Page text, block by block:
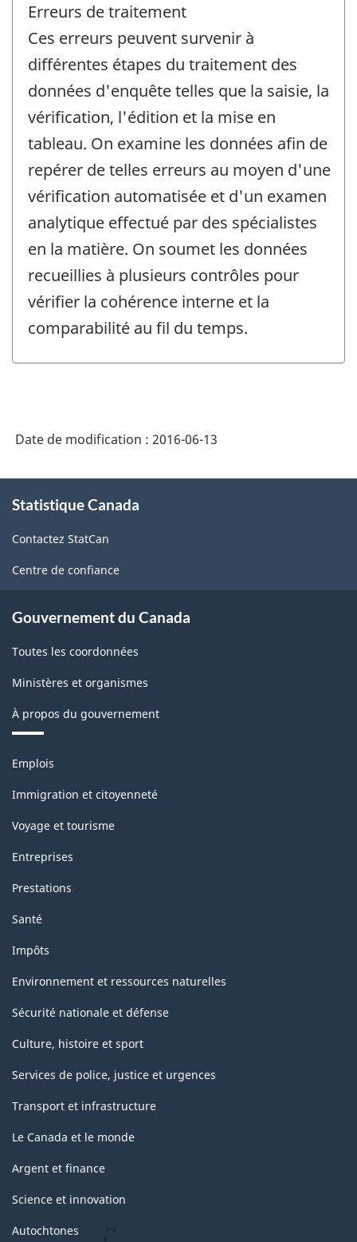
Erreurs de traitement
Ces erreurs peuvent survenir à
différentes étapes du traitement des
données d'enquête telles que la saisie, la
vérification, l'édition et la mise en
tableau. On examine les données afin de
repérer de telles erreurs au moyen d'une
vérification automatisée et d'un examen
analytique effectué par des spécialistes
en la matière. On soumet les données
recueillies à plusieurs contrôles pour
vérifier la cohérence interne et la
comparabilité au fil du temps.
Date de modification : 2016-06-13
propos
ce
site
Statistique Canada
Contactez StatCan
Centre de confiance
Gouvernement du Canada
Toutes les coordonnées
Ministères et organismes
À propos du gouvernement
Thèmes
sujets
Emplois
Immigration et citoyenneté
Voyage et tourisme
Entreprises
Prestations
Santé
Impôts
Environnement et ressources naturelles
Sécurité nationale et défense
Culture, histoire et sport
Services de police, justice et urgences
Transport et infrastructure
Le Canada et le monde
Argent et finance
Science et innovation
Autochtones